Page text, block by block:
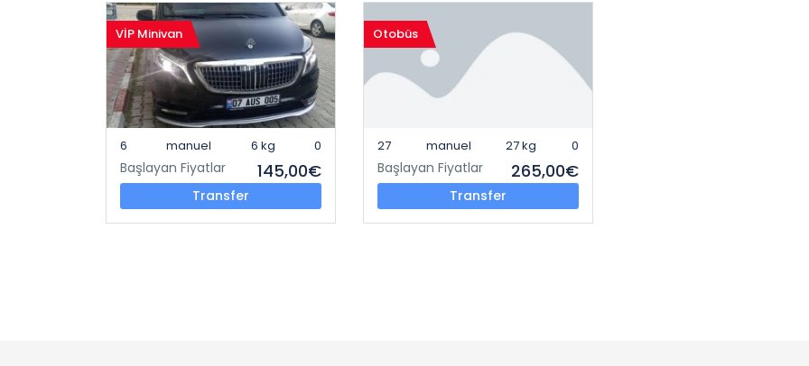
VİP Minivan
6 manuel 6 kg 0
Başlayan Fiyatlar 145,00€
Transfer
Otobüs
27 manuel 27 kg 0
Başlayan Fiyatlar 265,00€
Transfer